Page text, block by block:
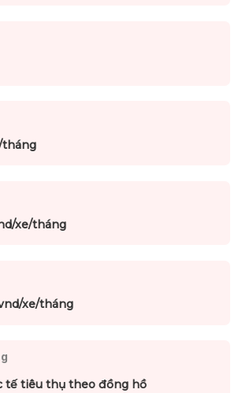
tháng
xe/tháng
xe/tháng
tế tiêu thụ theo đồng hồ